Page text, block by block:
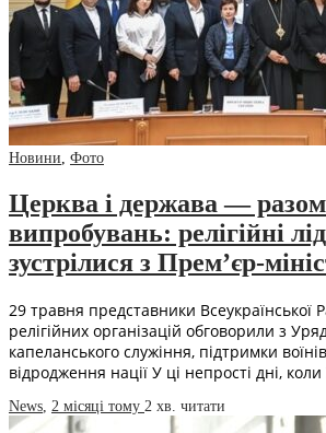
Новини, Фото
Церква і держава —
випробувань: релігійні
зустрілися з Прем’єр-
29 травня представники Всеукраїнської
релігійних організацій обговорили з
капеланського служіння, підтримки
відродження нації У ці непрості дні,
News, 2 місяці тому 2 хв. читати